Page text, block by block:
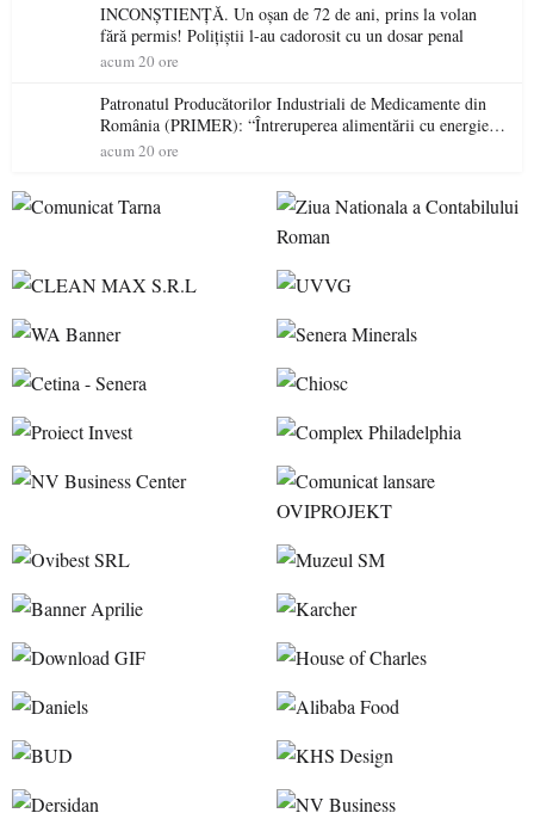
INCONȘTIENȚĂ. Un oșan de 72 de ani, prins la volan
fără permis! Polițiștii l-au cadorosit cu un dosar penal
acum 20 ore
Patronatul Producătorilor Industriali de Medicamente din
România (PRIMER): “Întreruperea alimentării cu energie
electrică a fabricilor de medicamente va pune în pericol
acum 20 ore